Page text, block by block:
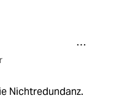
Nichtredundanz.